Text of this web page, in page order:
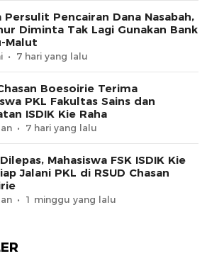
Persulit Pencairan Dana Nasabah,
Diminta Tak Lagi Gunakan Bank
Malut
7 hari yang lalu
Boesoirie Terima
PKL Fakultas Sains dan
ISDIK Kie Raha
7 hari yang lalu
Mahasiswa FSK ISDIK Kie
Jalani PKL di RSUD Chasan
1 minggu yang lalu